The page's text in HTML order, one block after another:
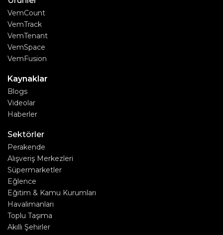
VemCount
VemTrack
VemTenant
VemSpace
VemFusion
Kaynaklar
Blogs
Videolar
Haberler
Sektörler
Perakende
Alışveriş Merkezleri
Süpermarketler
Eğlence
Eğitim & Kamu Kurumları
Havalimanları
Toplu Taşıma
Akıllı Şehirler